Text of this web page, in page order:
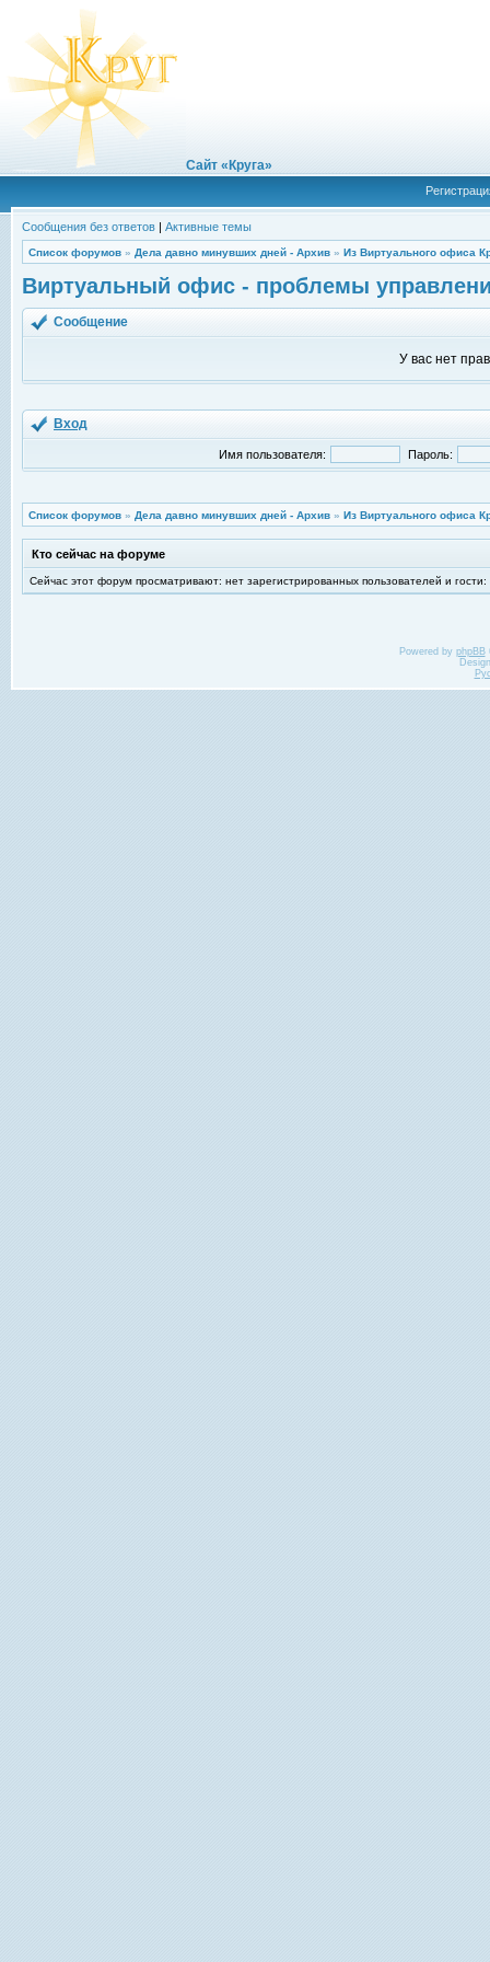
Сайт «Круга»
Сообщения без ответов | Активные темы
Список форумов » Дела давно минувших дней - Архив » Из Виртуального офиса
Виртуальный офис - проблемы
Сообщение
У вас нет
Вход
Имя пользователя: Пароль:
Список форумов » Дела давно минувших дней - Архив » Из Виртуального офиса
Кто сейчас на форуме
Сейчас этот форум просматривают: нет зарегистрированных пользователей и гости:
Powered by phpBB